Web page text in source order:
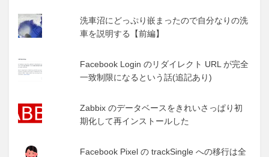
洗車沼にどっぷり嵌まったので自分なりの洗
車を説明する【前編】
Facebook Login のリダイレクト URL が完全
一致制限になるという話(追記あり)
Zabbix のデータベースをきれいさっぱり初
期化して再インストールした
Facebook Pixel の trackSingle への移行は全